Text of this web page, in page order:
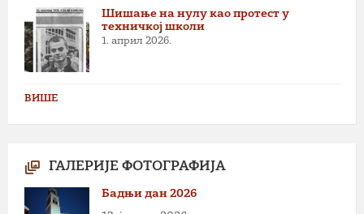
Шишање на нулу као протест у
техничкој школи
1. април 2026.
ВИШЕ
ГАЛЕРИЈЕ ФОТОГРАФИЈА
Бадњи дан 2026